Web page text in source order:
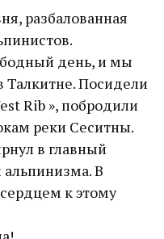
разбалованная
день, и мы
Талкитне. Посидели
Rib », побродили
реки Сеситны.
в главный
В
к этому